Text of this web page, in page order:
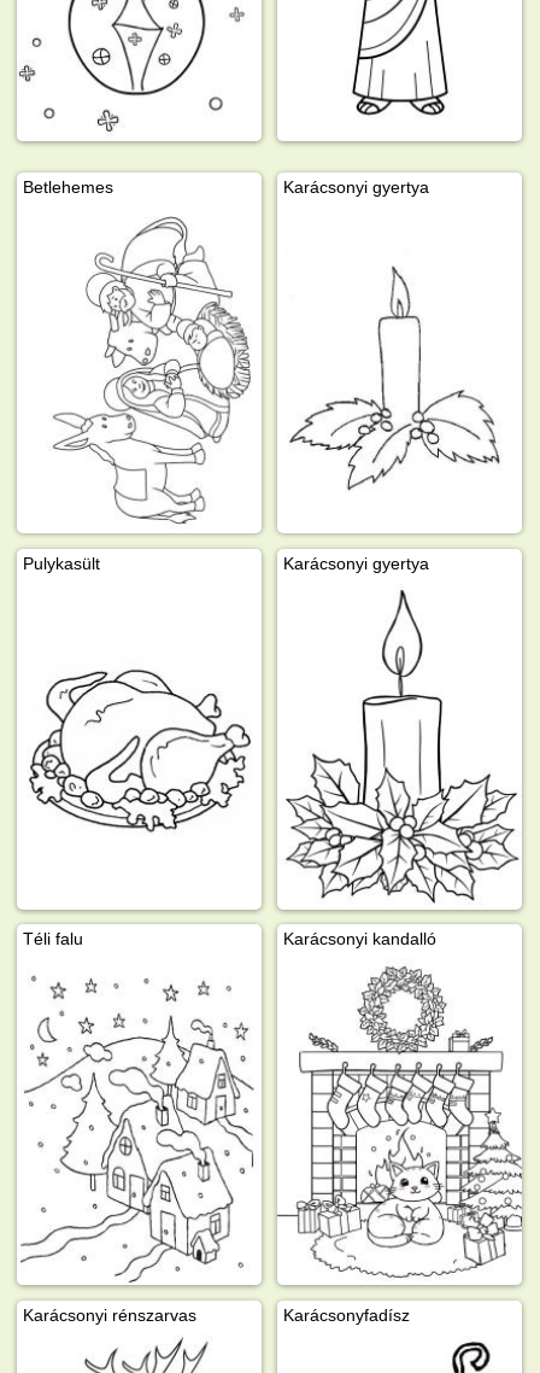
Betlehemes Karácsonyi gyertya
Pulykasült Karácsonyi gyertya
Téli falu Karácsonyi kandalló
Karácsonyi rénszarvas Karácsonyfadísz